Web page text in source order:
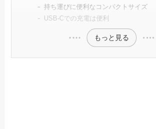
持ち運びに便利なコンパクトサイズ
USB-Cでの充電は便利
もっと見る